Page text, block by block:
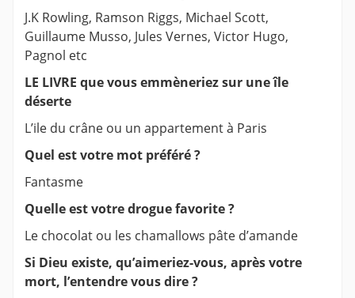
J.K Rowling, Ramson Riggs, Michael Scott,
Guillaume Musso, Jules Vernes, Victor Hugo,
Pagnol etc
LE LIVRE que vous emmèneriez sur une île
déserte
L’ile du crâne ou un appartement à Paris
Quel est votre mot préféré ?
Fantasme
Quelle est votre drogue favorite ?
Le chocolat ou les chamallows pâte d’amande
Si Dieu existe, qu’aimeriez-vous, après votre
mort, l’entendre vous dire ?